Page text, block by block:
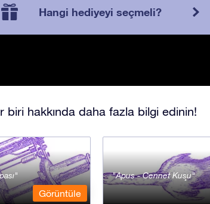
Hangi hediyeyi seçmeli?
biri hakkında daha fazla bilgi edinin!
Görüntüle
Apus - Cennet Kuşu